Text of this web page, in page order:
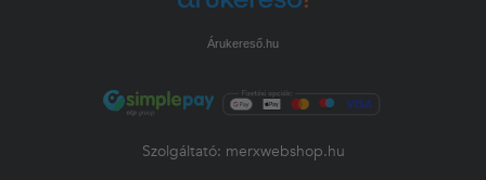
Árukereső.hu
Szolgáltató: merxwebshop.hu